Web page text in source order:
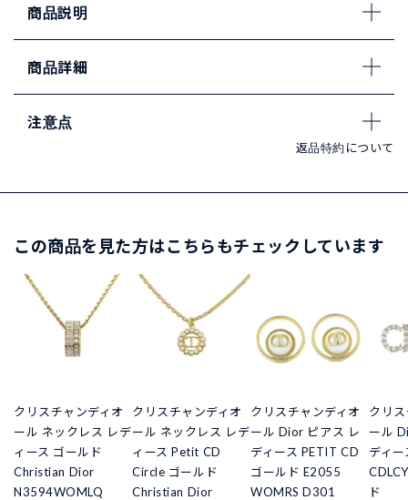
商品説明
商品詳細
注意点
返品特約について
この商品を見た方はこちらもチェックしています
クリスチャンディオ
ール ネックレス レデ
ィース ゴールド
Christian Dior
N3594WOMLQ
クリスチャンディオ
ール ネックレス レデ
ィース Petit CD
Circle ゴールド
Christian Dior
クリスチャンディオ
ール Dior ピアス レ
ディース PETIT CD
ゴールド E2055
WOMRS D301
クリ
ール
ディ
ド